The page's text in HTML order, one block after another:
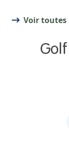
Voir toutes